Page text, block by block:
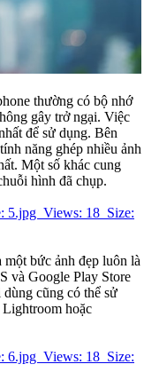
thường có bộ nhớ
gây trở ngại. Việc
để sử dụng. Bên
năng ghép nhiều ảnh
Một số khác cung
hình đã chụp.
bức ảnh đẹp luôn là
và Google Play Store
cũng có thể sử
Lightroom hoặc